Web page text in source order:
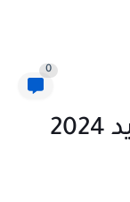
0
أفضل 10 ألعاب الأندرويد 2024